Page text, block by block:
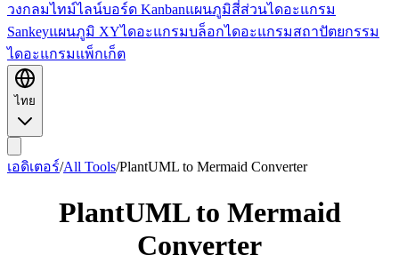
วงกลมไทม์ไลน์บอร์ด Kanbanแผนภูมิสี่ส่วนไดอะแกรม
Sankeyแผนภูมิ XYไดอะแกรมบล็อกไดอะแกรมสถาปัตยกรรม
ไดอะแกรมแพ็กเก็ต
ไทย
เอดิเตอร์/All Tools/PlantUML to Mermaid Converter
PlantUML to Mermaid
Converter